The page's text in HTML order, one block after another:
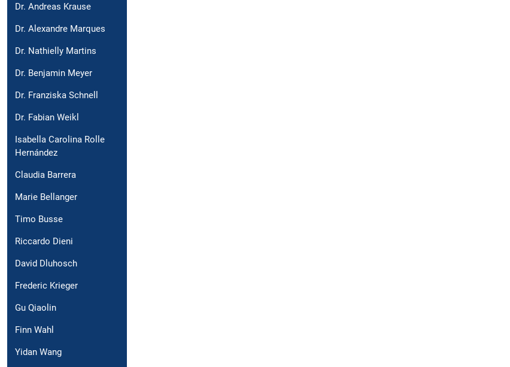
Dr. Andreas Krause
Dr. Alexandre Marques
Dr. Nathielly Martins
Dr. Benjamin Meyer
Dr. Franziska Schnell
Dr. Fabian Weikl
Isabella Carolina Rolle
Hernández
Claudia Barrera
Marie Bellanger
Timo Busse
Riccardo Dieni
David Dluhosch
Frederic Krieger
Gu Qiaolin
Finn Wahl
Yidan Wang